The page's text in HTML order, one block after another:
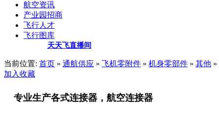
航空资讯
产业园招商
飞行人才
飞行图库
天天飞直播间
当前位置: 首页 » 通航供应 » 飞机零附件 » 机身零部件 » 其他 »
加入收藏
专业生产各式连接器，航空连接器